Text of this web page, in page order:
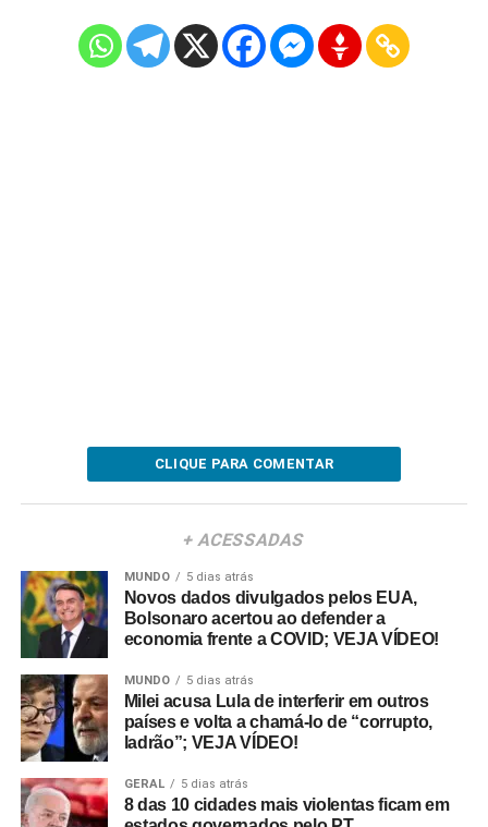
CLIQUE PARA COMENTAR
+ ACESSADAS
MUNDO 5 dias atrás
Novos dados divulgados pelos EUA,
Bolsonaro acertou ao defender a
economia frente a COVID; VEJA VÍDEO!
MUNDO 5 dias atrás
Milei acusa Lula de interferir em outros
países e volta a chamá-lo de “corrupto,
ladrão”; VEJA VÍDEO!
GERAL 5 dias atrás
8 das 10 cidades mais violentas ficam em